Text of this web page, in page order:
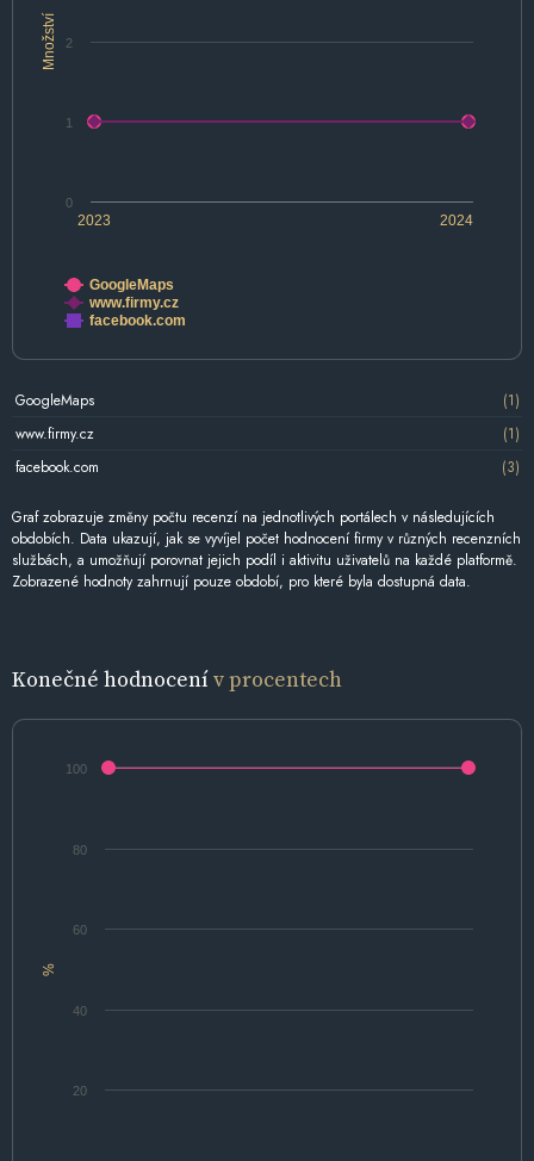
Množství
2023 2024
1
2
0
GoogleMaps
www.firmy.cz
facebook.com
GoogleMaps
(1)
www.firmy.cz
(1)
facebook.com
(3)
Graf zobrazuje změny počtu recenzí na jednotlivých portálech v následujících
obdobích. Data ukazují, jak se vyvíjel počet hodnocení firmy v různých recenzních
službách, a umožňují porovnat jejich podíl i aktivitu uživatelů na každé platformě.
Zobrazené hodnoty zahrnují pouze období, pro které byla dostupná data.
Konečné hodnocenív procentech
%
20
40
60
80
100